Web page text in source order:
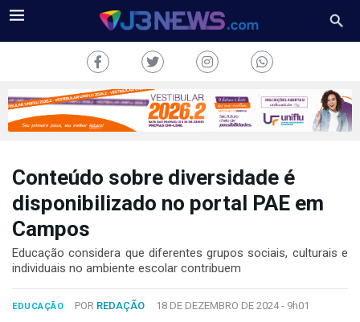
TV
COLUNAS
FALE
CONOSCO
Conteúdo sobre diversidade é
disponibilizado no portal PAE em
Campos
Educação considera que diferentes grupos sociais, culturais e
individuais no ambiente escolar contribuem
EDUCAÇÃO POR REDAÇÃO 18 DE DEZEMBRO DE 2024 - 9h01